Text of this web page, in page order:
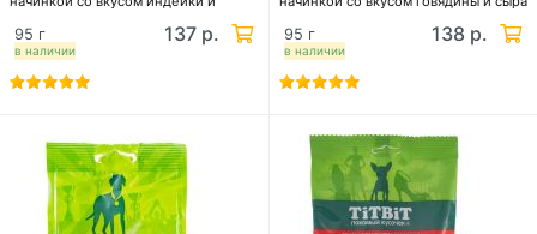
в наличии
95 г 137 р.
в наличии
95 г 138 р.